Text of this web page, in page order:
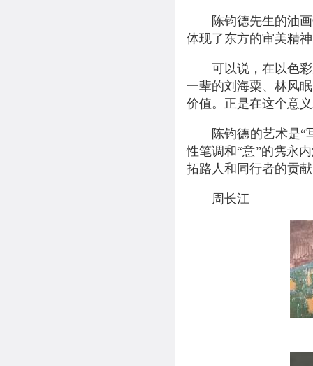
陈钧德先生的油画
体现了东方的审美精
可以说，在以色彩
一辈的刘海粟、林风
价值。正是在这个意
陈钧德的艺术是“写
性笔调和“意”的隽永
拓路人和同行者的贡
周长江